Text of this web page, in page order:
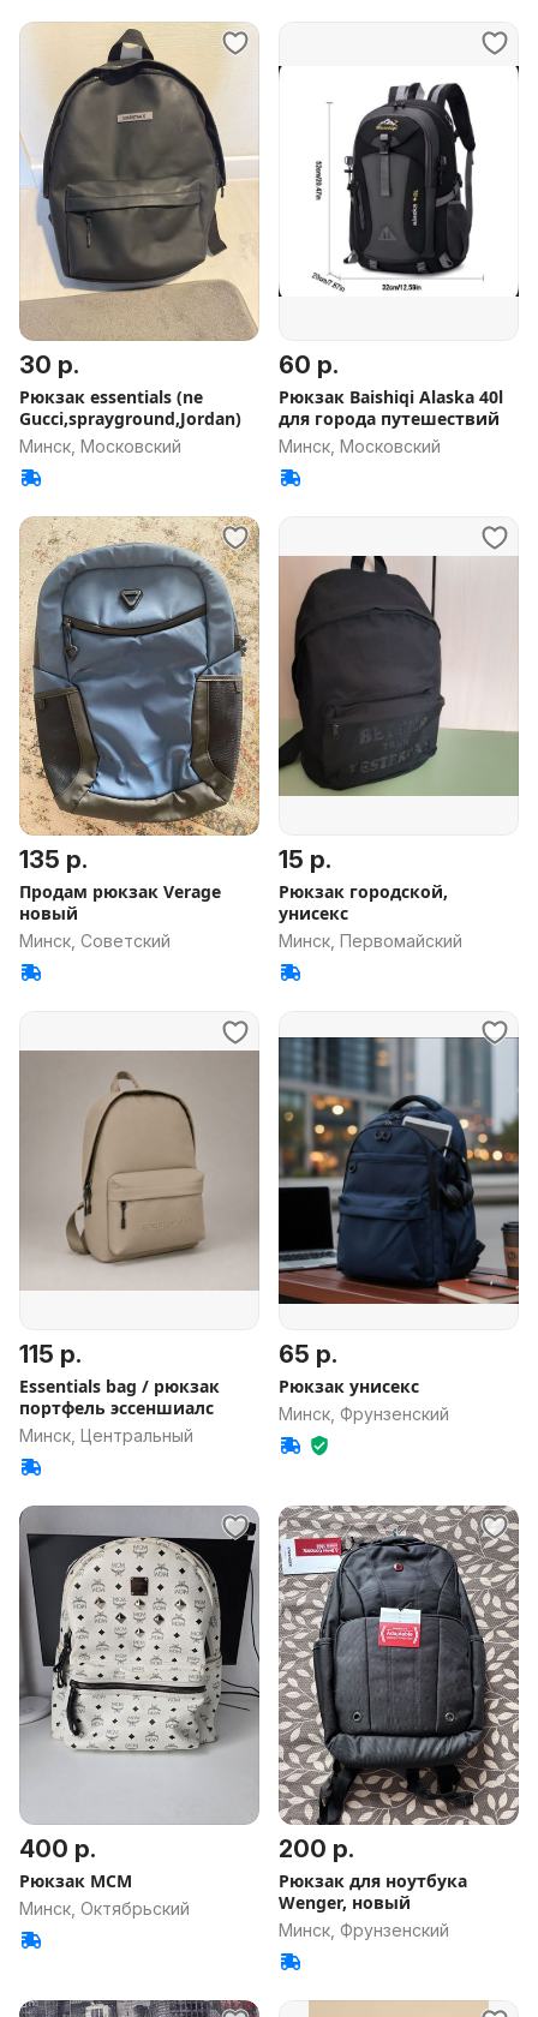
30 р.
Рюкзак essentials (ne
Gucci,sprayground,Jordan)
Минск, Московский
60 р.
Рюкзак Baishiqi Alaska 40l
для города путешествий
Минск, Московский
135 р.
Продам рюкзак Verage
новый
Минск, Советский
15 р.
Рюкзак городской,
унисекс
Минск, Первомайский
115 р.
Essentials bag / рюкзак
портфель эссеншиалс
Минск, Центральный
65 р.
Рюкзак унисекс
Минск, Фрунзенский
400 р.
Рюкзак MCM
Минск, Октябрьский
200 р.
Рюкзак для ноутбука
Wenger, новый
Минск, Фрунзенский